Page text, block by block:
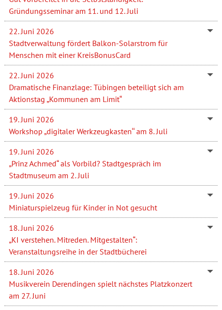
Gründungsseminar am 11. und 12. Juli
22. Juni 2026
Stadtverwaltung fördert Balkon-Solarstrom für
Menschen mit einer KreisBonusCard
22. Juni 2026
Dramatische Finanzlage: Tübingen beteiligt sich am
Aktionstag „Kommunen am Limit“
19. Juni 2026
Workshop „digitaler Werkzeugkasten‘‘ am 8. Juli
19. Juni 2026
„Prinz Achmed“ als Vorbild? Stadtgespräch im
Stadtmuseum am 2. Juli
19. Juni 2026
Miniaturspielzeug für Kinder in Not gesucht
18. Juni 2026
„KI verstehen. Mitreden. Mitgestalten“:
Veranstaltungsreihe in der Stadtbücherei
18. Juni 2026
Musikverein Derendingen spielt nächstes Platzkonzert
am 27. Juni